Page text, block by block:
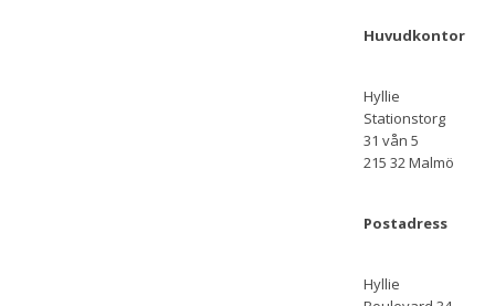
Huvudkontor
Hyllie
Stationstorg
31 vån 5
215 32 Malmö
Postadress
Hyllie